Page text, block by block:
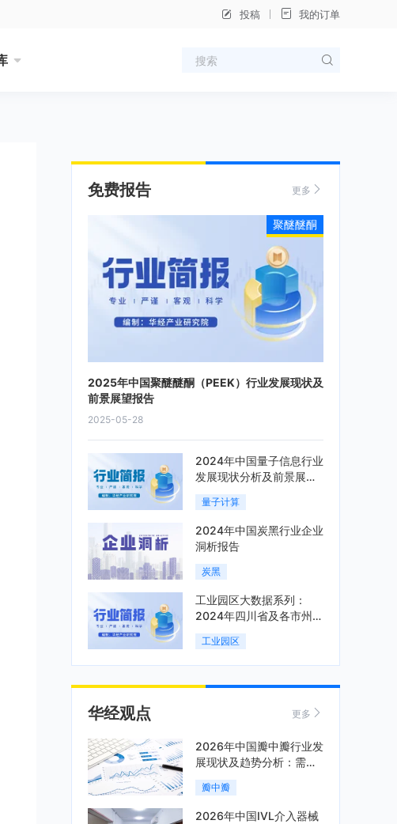
投稿 我的订单
免费报告 更多
2025年中国聚醚醚酮（PEEK）行业发展现状及
前景展望报告
2025-05-28
聚醚醚酮
2024年中国量子信息行业
发展现状分析及前景展望
报告
量子计算
2024年中国炭黑行业企业
洞析报告
炭黑
工业园区大数据系列：
2024年四川省及各市州工
业园区全景洞析报告
工业园区
华经观点 更多
2026年中国瓣中瓣行业发
展现状及趋势分析：需求
可持续释放，市场发展前
景良好「图」
瓣中瓣
2026年中国IVL介入器械